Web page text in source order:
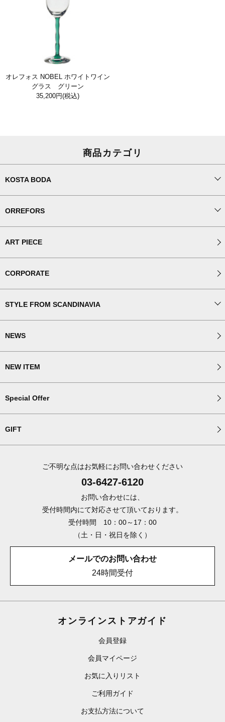
オレフォス NOBEL ホワイトワイン
グラス グリーン
35,200円(税込)
商品カテゴリ
KOSTA BODA
ORREFORS
ART PIECE
CORPORATE
STYLE FROM SCANDINAVIA
NEWS
NEW ITEM
Special Offer
GIFT
ご不明な点はお気軽にお問い合わせください
03-6427-6120
お問い合わせには、
受付時間内にて対応させて頂いております。
受付時間 10：00～17：00
（土・日・祝日を除く）
メールでのお問い合わせ
24時間受付
オンラインストアガイド
会員登録
会員マイページ
お気に入りリスト
ご利用ガイド
お支払方法について